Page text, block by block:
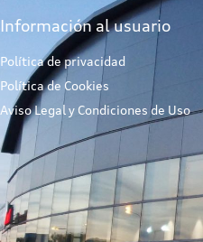
Información al usuario
Política de privacidad
Política de Cookies
Aviso Legal y Condiciones de Uso